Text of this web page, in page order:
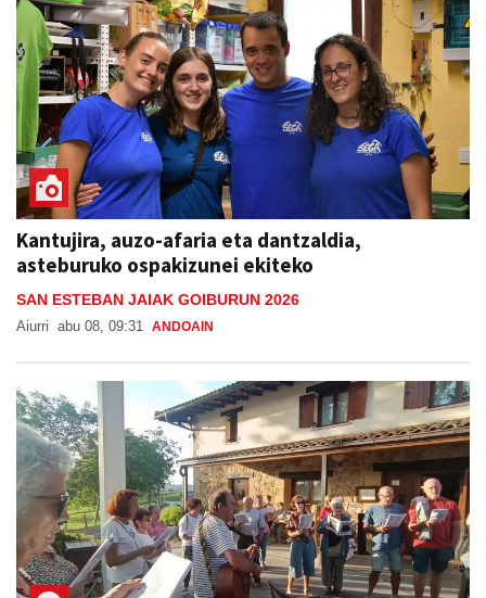
Kantujira, auzo-afaria eta dantzaldia,
asteburuko ospakizunei ekiteko
SAN ESTEBAN JAIAK GOIBURUN 2026
Aiurri abu 08, 09:31 ANDOAIN